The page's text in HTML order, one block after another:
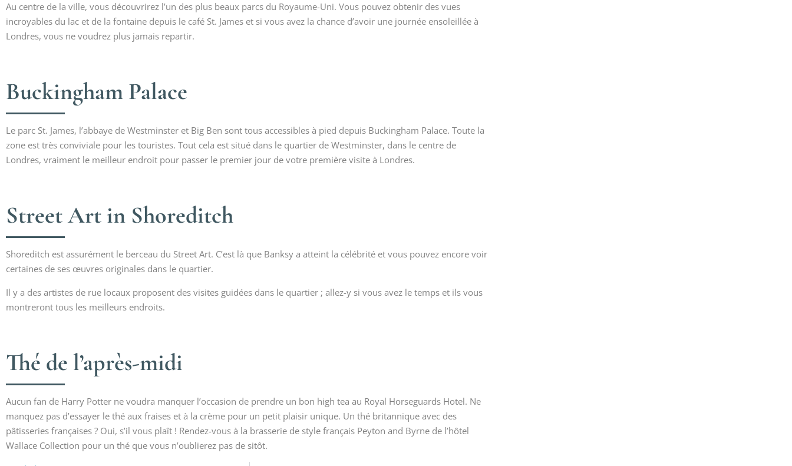
Au centre de la ville, vous découvrirez l’un des plus beaux parcs du Royaume-Uni. Vous pouvez obtenir des vues
incroyables du lac et de la fontaine depuis le café St. James et si vous avez la chance d’avoir une journée ensoleillée à
Londres, vous ne voudrez plus jamais repartir.
Buckingham Palace
Le parc St. James, l’abbaye de Westminster et Big Ben sont tous accessibles à pied depuis Buckingham Palace. Toute la
zone est très conviviale pour les touristes. Tout cela est situé dans le quartier de Westminster, dans le centre de
Londres, vraiment le meilleur endroit pour passer le premier jour de votre première visite à Londres.
Street Art in Shoreditch
Shoreditch est assurément le berceau du Street Art. C’est là que Banksy a atteint la célébrité et vous pouvez encore voir
certaines de ses œuvres originales dans le quartier.
Il y a des artistes de rue locaux proposent des visites guidées dans le quartier ; allez-y si vous avez le temps et ils vous
montreront tous les meilleurs endroits.
Thé de l’après-midi
Aucun fan de Harry Potter ne voudra manquer l’occasion de prendre un bon high tea au Royal Horseguards Hotel. Ne
manquez pas d’essayer le thé aux fraises et à la crème pour un petit plaisir unique. Un thé britannique avec des
pâtisseries françaises ? Oui, s’il vous plaît ! Rendez-vous à la brasserie de style français Peyton and Byrne de l’hôtel
Wallace Collection pour un thé que vous n’oublierez pas de sitôt.